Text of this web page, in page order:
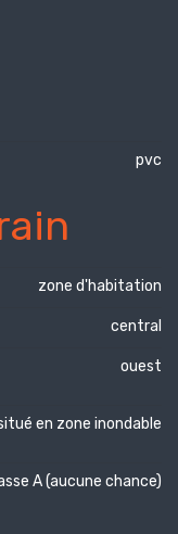
pvc
zone d'habitation
central
ouest
en zone inondable
A (aucune chance)